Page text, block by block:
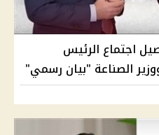
اجتماع الرئيس
الصناعة "بيان رسمي"